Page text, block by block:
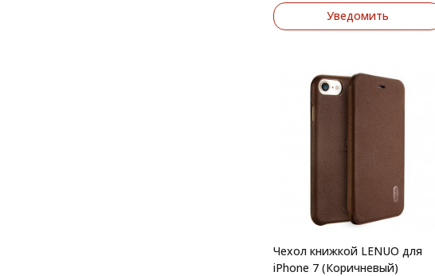
Уведомить
Чехол книжкой LENUO для
iPhone 7 (Коричневый)